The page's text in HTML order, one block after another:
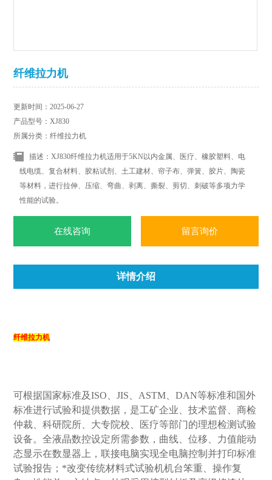
纤维拉力机
更新时间：2025-06-27
产品型号：XJ830
所属分类：纤维拉力机
描述：XJ830纤维拉力机适用于5KN以内金属、医疗、橡胶塑料、电
线电缆、复合材料、胶粘试剂、土工建材、帘子布、弹簧、胶片、陶瓷
等材料，进行拉伸、压缩、弯曲、剥离、撕裂、剪切、刺破等多项力学
性能的试验。
在线咨询 留言询价
详情介绍
纤维拉力机
可根据国家标准及ISO、JIS、ASTM、DAN等标准和国外
标准进行试验和提供数据，是工矿企业、技术监督、商检
仲裁、科研院所、大专院校、医疗等部门的理想检测试验
设备。全液晶数控设定所需参数，曲线、位移、力值能动
态显示在数显器上，联接电脑实现全电脑控制并打印标准
试验报告；*改变传统材料式试验机机台笨重、操作复